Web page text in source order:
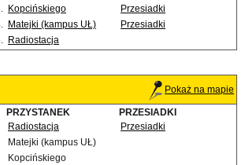
Kopcińskiego
Przesiadki
Matejki (kampus UŁ)
Przesiadki
Radiostacja
Pokaż na mapie
PRZYSTANEK
PRZESIADKI
Radiostacja
Przesiadki
Matejki (kampus UŁ)
Kopcińskiego